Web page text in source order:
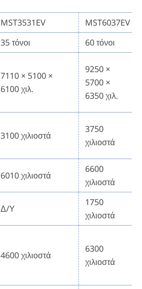
MST3531EV
MST6037EV
35 τόνοι 60 τόνοι
7110 × 5100 ×
6100 χιλ.
9250 ×
5700 ×
6350 χιλ.
3100 χιλιοστά
3750
χιλιοστά
6010 χιλιοστά
6600
χιλιοστά
Δ/Υ
1750
χιλιοστά
4600 χιλιοστά
6300
χιλιοστά